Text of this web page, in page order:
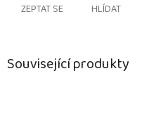
ZEPTAT SE HLÍDAT
Související produkty